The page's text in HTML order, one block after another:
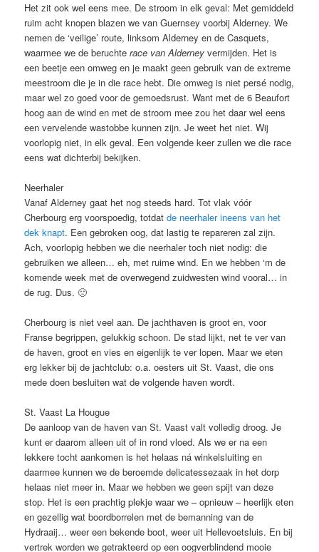
Het zit ook wel eens mee. De stroom in elk geval: Met gemiddeld
ruim acht knopen blazen we van Guernsey voorbij Alderney. We
nemen de ‘veilige’ route, linksom Alderney en de Casquets,
waarmee we de beruchterace van Alderney vermijden. Het is
een beetje een omweg en je maakt geen gebruik van de extreme
meestroom die je in die race hebt. Die omweg is niet persé nodig,
maar wel zo goed voor de gemoedsrust. Want met de 6 Beaufort
hoog aan de wind en met de stroom mee zou het daar wel eens
een vervelende wastobbe kunnen zijn. Je weet het niet. Wij
voorlopig niet, in elk geval. Een volgende keer zullen we die race
eens wat dichterbij bekijken.
Neerhaler
Vanaf Alderney gaat het nog steeds hard. Tot vlak vóór
Cherbourg erg voorspoedig, totdatde neerhaler ineens van het
dek knapt. Een gebroken oog, dat lastig te repareren zal zijn.
Ach, voorlopig hebben we die neerhaler toch niet nodig: die
gebruiken we alleen… eh, met ruime wind. En we hebben ‘m de
komende week met de overwegend zuidwesten wind vooral… in
de rug. Dus. 🙁
Cherbourg is niet veel aan. De jachthaven is groot en, voor
Franse begrippen, gelukkig schoon. De stad lijkt, net te ver van
de haven, groot en vies en eigenlijk te ver lopen. Maar we eten
erg lekker bij de jachtclub: o.a. oesters uit St. Vaast, die ons
mede doen besluiten wat de volgende haven wordt.
St. Vaast La Hougue
De aanloop van de haven van St. Vaast valt volledig droog. Je
kunt er daarom alleen uit of in rond vloed. Als we er na een
lekkere tocht aankomen is het helaas ná winkelsluiting en
daarmee kunnen we de beroemde delicatessezaak in het dorp
helaas niet meer in. Maar we hebben we geen spijt van deze
stop. Het is een prachtig plekje waar we – opnieuw – heerlijk eten
en gezellig wat boordborrelen met de bemanning van de
Hydraaij… weer een bekende boot, weer uit Hellevoetsluis. En bij
vertrek worden we getrakteerd op een oogverblindend mooie